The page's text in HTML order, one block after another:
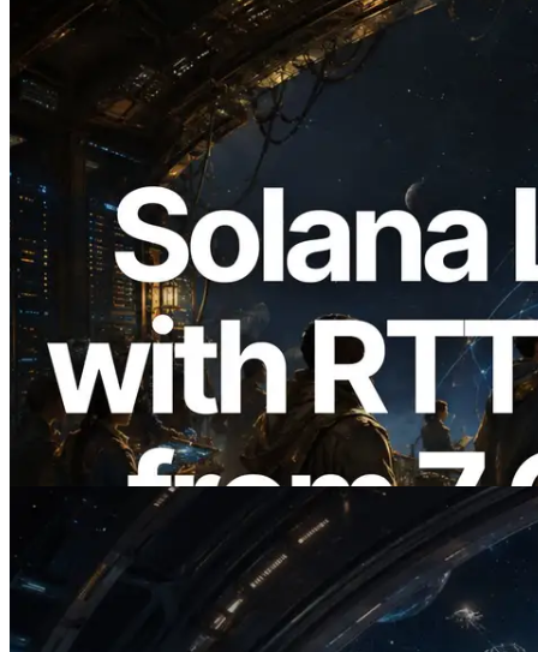
2026.08.05
ERPC, Solana Leader Slot API'yi 7
küresel bölgeden ping ölçümüyle
genişletti — Validators Information API
de yayında
Bu makaleyi oku